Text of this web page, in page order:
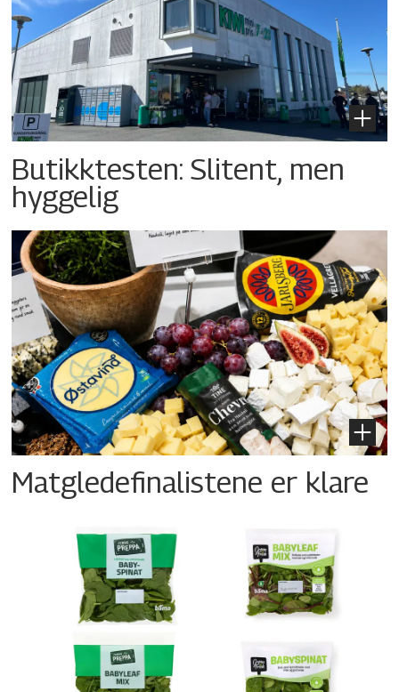
Butikktesten: Slitent, men
hyggelig
Matgledefinalistene er klare